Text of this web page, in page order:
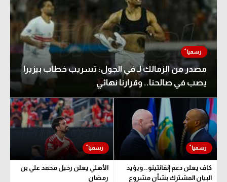
مصدر من الزمالك لـ في الجول: تسريب خطاب بيزيرا
يصب في صالحنا.. وقرارنا نهائي
كاف يعلن دعم إنفانتينو.. ويؤيد
البيان المشترك بشأن مشروع
الأهلي يعلن رحيل محمد علي بن
رمضان